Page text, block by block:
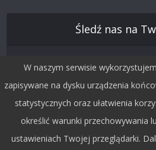
Śledź nas na
W naszym serwisie
zapisywane na dysku urządzenia
statystycznych oraz ułatwienia
określić warunki przechowywania
ustawieniach Twojej przeglądarki.